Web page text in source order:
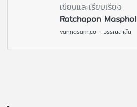
เขียนและเรียบเรียง
Ratchapon Masphol
vannasarn.co - วรรณสาส์น